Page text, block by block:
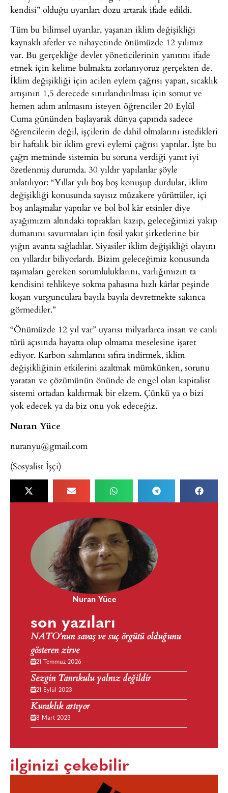
kendisi” olduğu uyarıları dozu artarak ifade edildi.
Tüm bu bilimsel uyarılar, yaşanan iklim değişikliği
kaynaklı afetler ve nihayetinde önümüzde 12 yılımız
var. Bu gerçekliğe devlet yöneticilerinin yanıtını ifade
etmek için kelime bulmakta zorlanıyoruz gerçekten de.
İklim değişikliği için acilen eylem çağrısı yapan, sıcaklık
artışının 1,5 derecede sınırlandırılması için somut ve
hemen adım atılmasını isteyen öğrenciler 20 Eylül
Cuma gününden başlayarak dünya çapında sadece
öğrencilerin değil, işçilerin de dahil olmalarını istedikleri
bir haftalık bir iklim grevi eylemi çağrısı yaptılar. İşte bu
çağrı metninde sistemin bu soruna verdiği yanıt iyi
özetlenmiş durumda. 30 yıldır yapılanlar şöyle
anlatılıyor: “Yıllar yılı boş boş konuşup durdular, iklim
değişikliği konusunda sayısız müzakere yürüttüler, içi
boş anlaşmalar yaptılar ve bol bol kâr etsinler diye
ayağımızın altındaki toprakları kazıp, geleceğimizi yakıp
dumanını savurmaları için fosil yakıt şirketlerine bir
yığın avanta sağladılar. Siyasiler iklim değişikliği olayını
on yıllardır biliyorlardı. Bizim geleceğimiz konusunda
taşımaları gereken sorumluluklarını, varlığımızın ta
kendisini tehlikeye sokma pahasına hızlı kârlar peşinde
koşan vurgunculara bayıla bayıla devretmekte sakınca
görmediler.”
“Önümüzde 12 yıl var” uyarısı milyarlarca insan ve canlı
türü açısında hayatta olup olmama meselesine işaret
ediyor. Karbon salımlarını sıfıra indirmek, iklim
değişikliğinin etkilerini azaltmak mümkünken, sorunu
yaratan ve çözümünün önünde de engel olan kapitalist
sistemi ortadan kaldırmak bir elzem. Çünkü ya o bizi
yok edecek ya da biz onu yok edeceğiz.
Nuran Yüce
nuranyu@gmail.com
(Sosyalist İşçi)
Nuran Yüce
son yazıları
NATO’nun savaş ve suç örgütü olduğunu
gösteren zirve
21 Temmuz 2026
Sezgin Tanrıkulu yalnız değildir
21 Eylül 2023
Kuraklık artıyor
8 Mart 2023
ilginizi çekebilir